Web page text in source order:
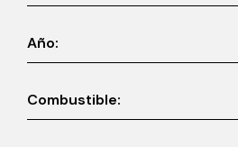
Año:
Combustible: